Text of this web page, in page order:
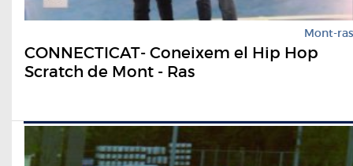
Mont-ras
CONNECTICAT- Coneixem el Hip Hop
Scratch de Mont - Ras